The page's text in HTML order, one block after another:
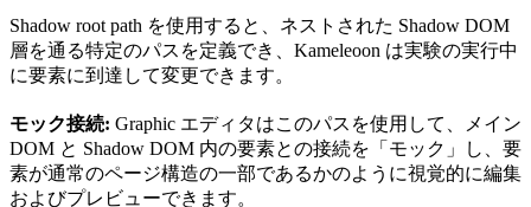
Shadow root path を使用すると、ネストされた Shadow DOM
層を通る特定のパスを定義でき、Kameleoon は実験の実行中
に要素に到達して変更できます。
モック接続: Graphic エディタはこのパスを使用して、メイン
DOM と Shadow DOM 内の要素との接続を「モック」し、要
素が通常のページ構造の一部であるかのように視覚的に編集
およびプレビューできます。